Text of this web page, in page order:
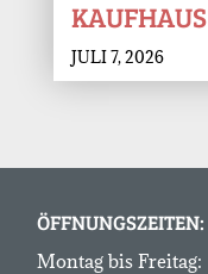
KAUFHAUS
JULI 7, 2026
ÖFFNUNGSZEITEN:
Montag bis Freitag: